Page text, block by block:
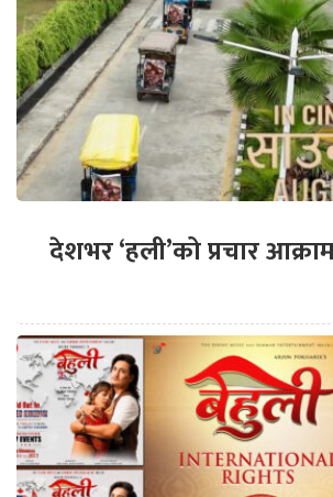
देशभर ‘हली’को प्रचार